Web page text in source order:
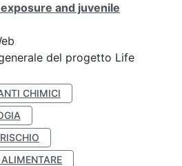
and juvenile
del progetto Life
CHIMICI